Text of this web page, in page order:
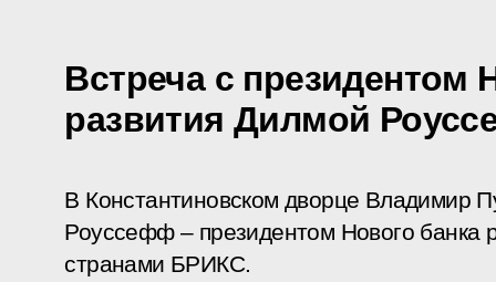
Встреча с президентом
развития Дилмой
В Константиновском дворце Владимир
Роуссефф – президентом Нового банка
странами БРИКС.